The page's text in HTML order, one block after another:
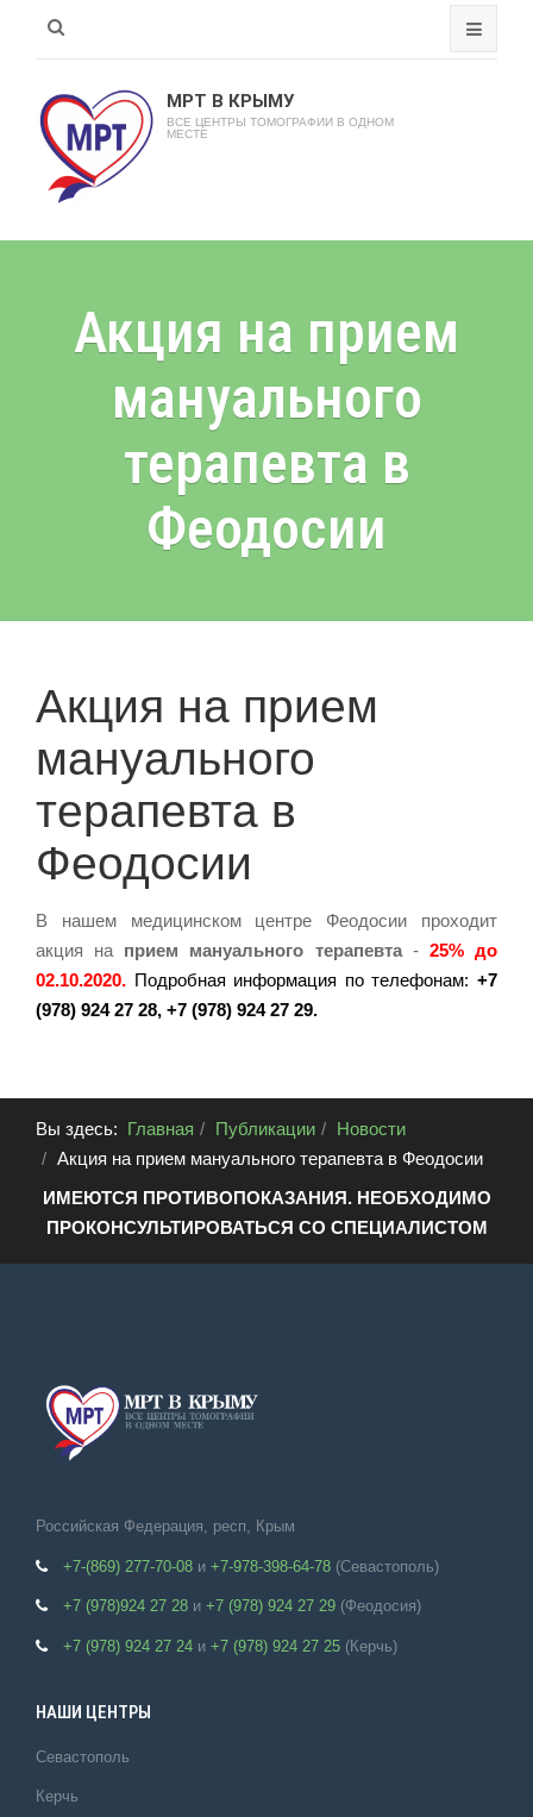
МРТ В КРЫМУ
ВСЕ ЦЕНТРЫ ТОМОГРАФИИ В ОДНОМ
МЕСТЕ
Акция на прием
мануального
терапевта в
Феодосии
Акция на прием
мануального
терапевта в
Феодосии
В нашем медицинском центре Феодосии проходит
акция на прием мануального терапевта-25% до
02.10.2020. Подробная информация по телефонам: +7
(978) 924 27 28, +7 (978) 924 27 29.
Вы здесь: Главная Публикации
Новости
Акция на прием мануального терапевта в Феодосии
ИМЕЮТСЯ ПРОТИВОПОКАЗАНИЯ. НЕОБХОДИМО
ПРОКОНСУЛЬТИРОВАТЬСЯ СО СПЕЦИАЛИСТОМ
Российская Федерация, респ, Крым
+7-(869) 277-70-08и +7-978-398-64-78(Севастополь)
+7 (978)924 27 28и +7 (978) 924 27 29(Феодосия)
+7 (978) 924 27 24и +7 (978) 924 27 25(Керчь)
НАШИ ЦЕНТРЫ
Севастополь
Керчь